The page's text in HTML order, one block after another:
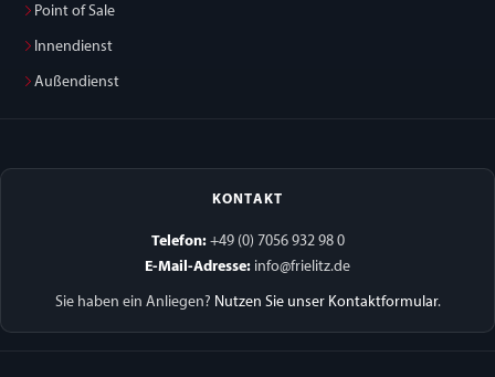
Point of Sale
Innendienst
Außendienst
KONTAKT
Telefon:+49 (0) 7056 932 98 0
E-Mail-Adresse: info@frielitz.de
Sie haben ein Anliegen? Nutzen Sie unser Kontaktformular.